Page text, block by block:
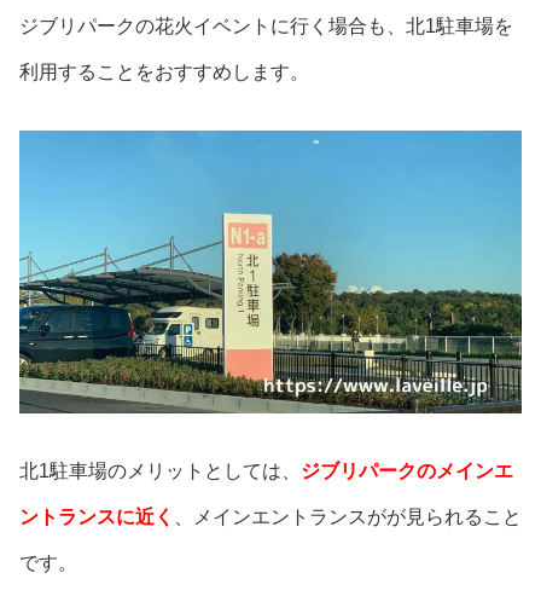
ジブリパークの花火イベントに行く場合も、北1駐車場を
利用することをおすすめします。
北1駐車場のメリットとしては、 ジブリパークのメインエ
ントランスに近く 、メインエントランスがが見られること
です。